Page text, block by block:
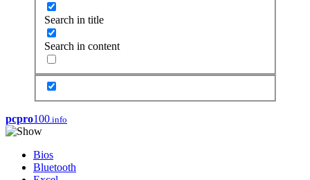
Search in title
Search in content
pcpro100.info
Bios
Bluetooth